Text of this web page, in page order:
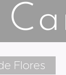
Flores